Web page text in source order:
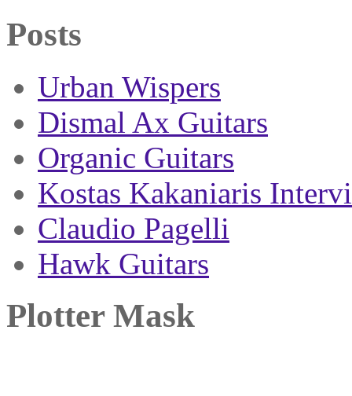
Posts
Urban Wispers
Dismal Ax Guitars
Organic Guitars
Kostas Kakaniaris
Claudio Pagelli
Hawk Guitars
Plotter Mask